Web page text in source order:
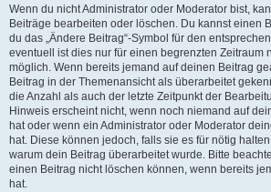
Wenn du nicht Administrator oder Moderator bist,
Beiträge bearbeiten oder löschen. Du kannst einen
du das „Ändere Beitrag“-Symbol für den
eventuell ist dies nur für einen begrenzten Zeitraum
möglich. Wenn bereits jemand auf deinen Beitrag
Beitrag in der Themenansicht als überarbeitet
die Anzahl als auch der letzte Zeitpunkt der
Hinweis erscheint nicht, wenn noch niemand auf
hat oder wenn ein Administrator oder Moderator
hat. Diese können jedoch, falls sie es für nötig
warum dein Beitrag überarbeitet wurde. Bitte
einen Beitrag nicht löschen können, wenn bereits
hat.